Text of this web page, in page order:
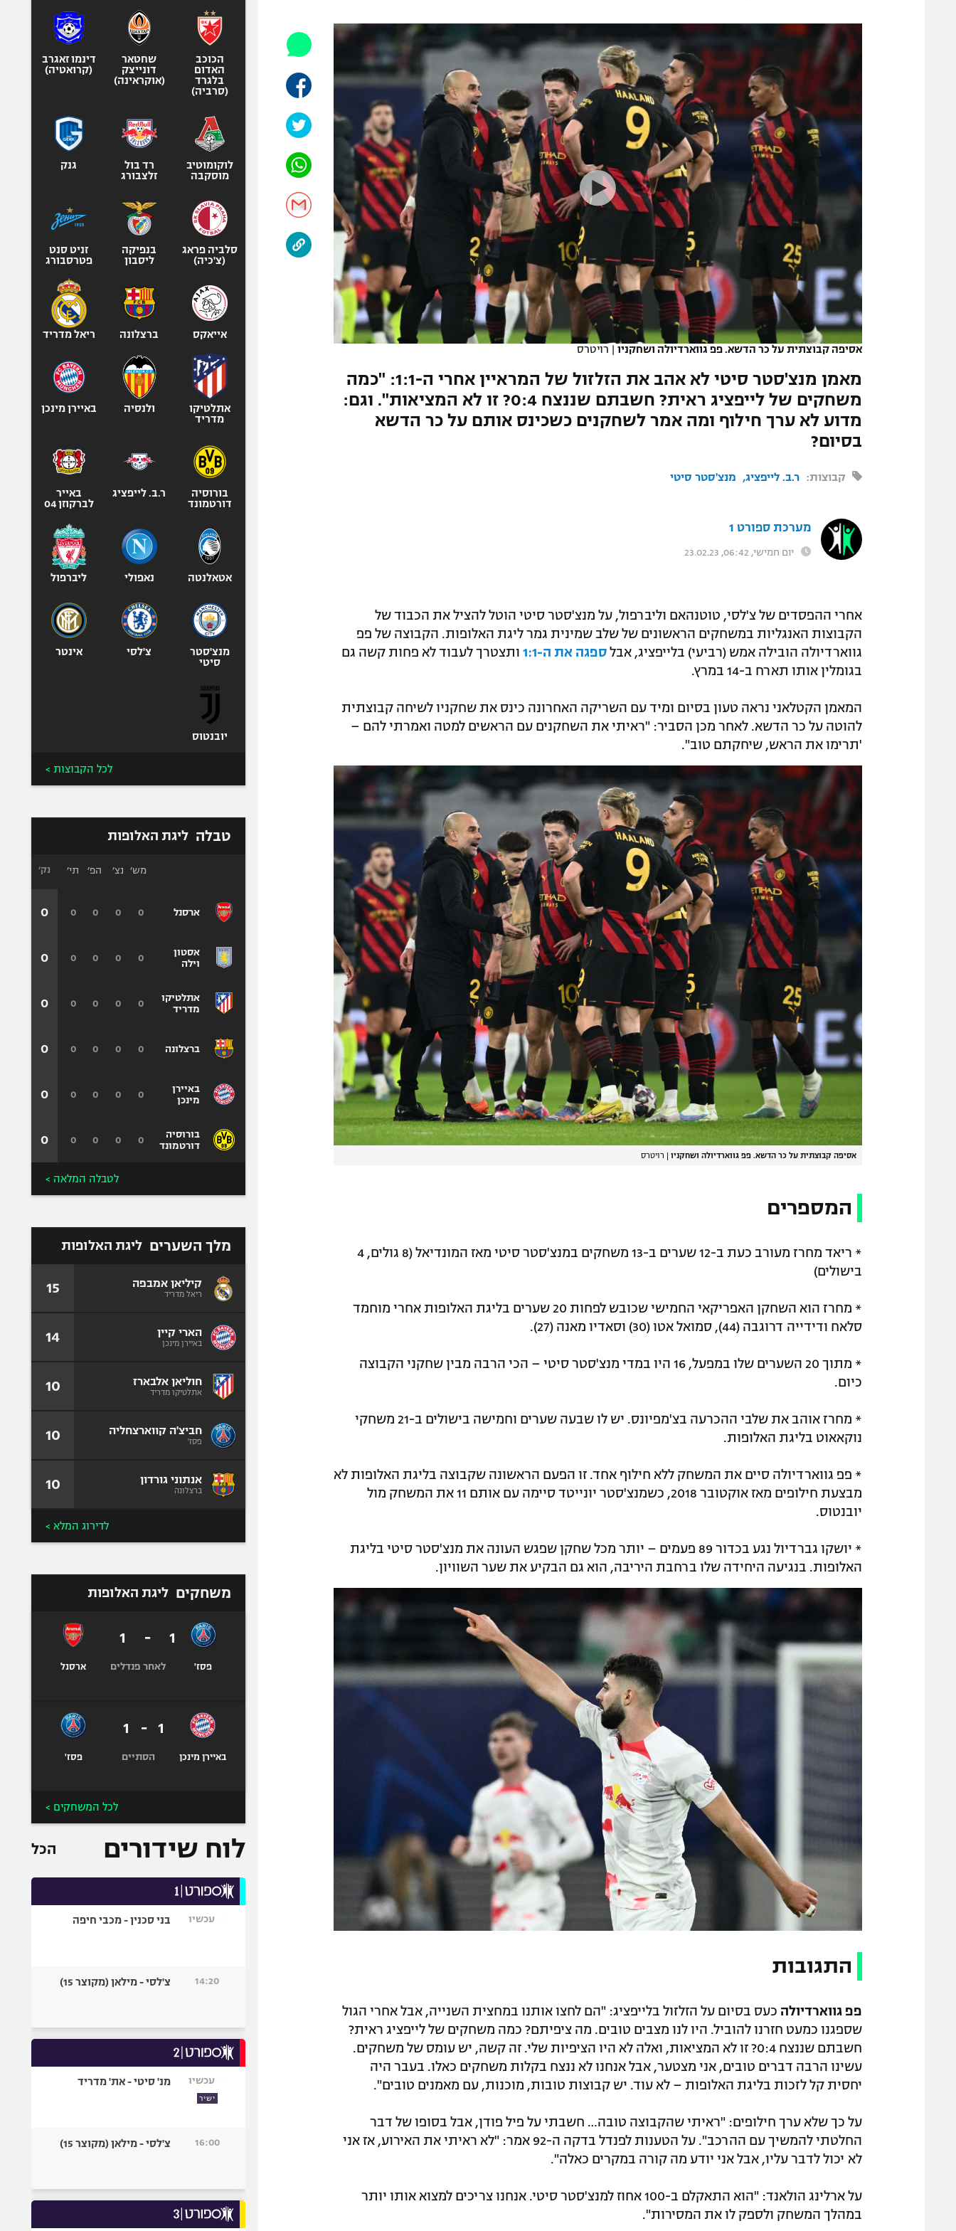
תקנון משתתפים וזוכים בפרסים
תקנון עבור פעילות אלקטרה
תקנון עבור פעילות ספורט 1 – "מרלן"
תנאי שימוש
מדיניות פרטיות
תקנון פעילות ספורט 1
רשיון להקרנה פומבית לבית עסק
הצטרפות לחבילת הערוצים
לוח דרושים – ג'ובנט
המגזין
הפועל תל אביב
הפועל חיפה
הפועל באר שבע
מכבי נתניה
בני יהודה
ליגה סינית
ליגה ברזילאית
ליגות נוספות
אופניים
ספורט מוטורי
כדורמים
פוטבול אמריקאי NFL
ספורט אתגרי
ואקסטרים
אומנויות לחימה
אסיפה קבוצתית על כר הדשא. פפ גווארדיולה ושחקניו | רויטרס
מאמן מנצ'סטר סיטי לא אהב את הזלזול של המראיין אחרי ה-1:1: "כמה
משחקים של לייפציג ראית? חשבתם שננצח 0:4? זו לא המציאות". וגם:
מדוע לא ערך חילוף ומה אמר לשחקנים כשכינס אותם על כר הדשא
בסיום?
קבוצות: ר.ב. לייפציג מנצ'סטר סיטי
מערכת ספורט 1
יום חמישי, 06:42, 23.02.23
אחרי ההפסדים של צ'לסי, טוטנהאם וליברפול, על מנצ'סטר סיטי הוטל להציל את הכבוד של
הקבוצות האנגליות במשחקים הראשונים של שלב שמינית גמר ליגת האלופות. הקבוצה של פפ
גווארדיולה הובילה אמש (רביעי) בלייפציג, אבל ספגה את ה-1:1
ותצטרך לעבוד לא פחות קשה גם
בגומלין אותו תארח ב-14 במרץ.
המאמן הקטלאני נראה טעון בסיום ומיד עם השריקה האחרונה כינס את שחקניו לשיחה קבוצתית
להוטה על כר הדשא. לאחר מכן הסביר: "ראיתי את השחקנים עם הראשים למטה ואמרתי להם –
'תרימו את הראש, שיחקתם טוב".
אסיפה קבוצתית על כר הדשא. פפ גווארדיולה ושחקניו | רויטרס
המספרים
* ריאד מחרז מעורב כעת ב-12 שערים ב-13 משחקים במנצ'סטר סיטי מאז המונדיאל (8 גולים, 4
בישולים)
* מחרז הוא השחקן האפריקאי החמישי שכובש לפחות 20 שערים בליגת האלופות אחרי מוחמד
סלאח ודידייה דרוגבה (44), סמואל אטו (30) וסאדיו מאנה (27).
* מתוך 20 השערים שלו במפעל, 16 היו במדי מנצ'סטר סיטי – הכי הרבה מבין שחקני הקבוצה
כיום.
* מחרז אוהב את שלבי ההכרעה בצ'מפיונס. יש לו שבעה שערים וחמישה בישולים ב-21 משחקי
נוקאאוט בליגת האלופות.
* פפ גווארדיולה סיים את המשחק ללא חילוף אחד. זו הפעם הראשונה שקבוצה בליגת האלופות לא
מבצעת חילופים מאז אוקטובר 2018, כשמנצ'סטר יונייטד סיימה עם אותם 11 את המשחק מול
יובנטוס.
* יושקו גברדיול נגע בכדור 89 פעמים – יותר מכל שחקן שפגש העונה את מנצ'סטר סיטי בליגת
האלופות. בנגיעה היחידה שלו ברחבת היריבה, הוא גם הבקיע את שער השוויון.
התגובות
פפ גווארדיולה כעס בסיום על הזלזול בלייפציג: "הם לחצו אותנו במחצית השנייה, אבל אחרי הגול
שספגנו כמעט חזרנו להוביל. היו לנו מצבים טובים. מה ציפיתם? כמה משחקים של לייפציג ראית?
חשבתם שננצח 0:4? זו לא המציאות, ואלה לא היו הציפיות שלי. זה קשה, יש עומס של משחקים.
עשינו הרבה דברים טובים, אני מצטער, אבל אנחנו לא ננצח בקלות משחקים כאלו. בעבר היה
יחסית קל לזכות בליגת האלופות – לא עוד. יש קבוצות טובות, מוכנות, עם מאמנים טובים".
על כך שלא ערך חילופים: "ראיתי שהקבוצה טובה… חשבתי על פיל פודן, אבל בסופו של דבר
החלטתי להמשיך עם ההרכב". על הטענות לפנדל בדקה ה-92 אמר: "לא ראיתי את האירוע, אז אני
לא יכול לדבר עליו, אבל אני יודע מה קורה במקרים כאלה".
על ארלינג הולאנד: "הוא התאקלם ב-100 אחוז למנצ'סטר סיטי. אנחנו צריכים למצוא אותו יותר
במהלך המשחק ולספק לו את המסירות".
הכוכב
האדום
בלגרד
(סרביה)
שחטאר
דונייצק
(אוקראינה)
דינמו זאגרב
(קרואטיה)
לוקומוטיב
מוסקבה
רד בול
זלצבורג
גנק
סלביה פראג
(צ'כיה)
בנפיקה
ליסבון
זניט סנט
פטרסבורג
אייאקס ברצלונה ריאל מדריד
אתלטיקו
מדריד
ולנסיה באיירן מינכן
בורוסיה
דורטמונד
ר.ב. לייפציג
באייר
לברקוזן 04
אטאלנטה נאפולי ליברפול
מנצ'סטר
סיטי
צ'לסי אינטר
יובנטוס
לכל הקבוצות >
טבלה ליגת האלופות
ארסנל
אסטון
וילה
אתלטיקו
מדריד
ברצלונה
באיירן
מינכן
בורוסיה
דורטמונד
מש׳ נצ׳ הפ׳ תי׳
0
0
0
0
0
0
0
0
0
0
0
0
0
0
0
0
0
0
0
0
0
0
0
0
נק׳
0
0
0
0
0
0
לטבלה המלאה >
מלך השערים ליגת האלופות
קיליאן אמבפה
ריאל מדריד 15
הארי קיין
באיירן מינכן 14
חוליאן אלבארז
אתלטיקו מדריד 10
חביצ'ה קווארצחליה
פסז' 10
אנתוני גורדון
ברצלונה 10
לדירוג המלא >
משחקים ליגת האלופות
פסז'
1
-
1
לאחר פנדלים ארסנל
באיירן מינכן
1
-
1
הסתיים פסז'
לכל המשחקים >
לוח שידורים הכל
עכשיו בני סכנין - מכבי חיפה
14:20 צ'לסי - מילאן (מקוצר 15)
עכשיו
ישיר
מנ' סיטי - את' מדריד
16:00 צ'לסי - מילאן (מקוצר 15)